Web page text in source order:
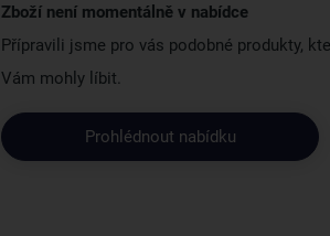
Zboží není momentálně v nabídce
Přípravili jsme pro vás podobné produkty,
Vám mohly líbit.
Prohlédnout nabídku